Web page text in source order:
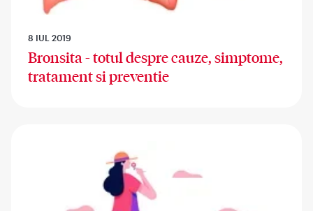
8 IUL 2019
Bronsita - totul despre cauze, simptome,
tratament si preventie